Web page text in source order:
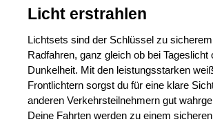
Licht erstrahlen
Lichtsets sind der Schlüssel zu
Radfahren, ganz gleich ob bei Tageslicht
Dunkelheit. Mit den leistungsstarken
Frontlichtern sorgst du für eine klare
anderen Verkehrsteilnehmern gut
Deine Fahrten werden zu einem